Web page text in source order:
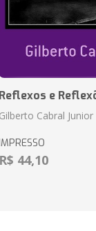
Reflexos e
Gilberto Cabral Junior
IMPRESSO
R$ 44,10